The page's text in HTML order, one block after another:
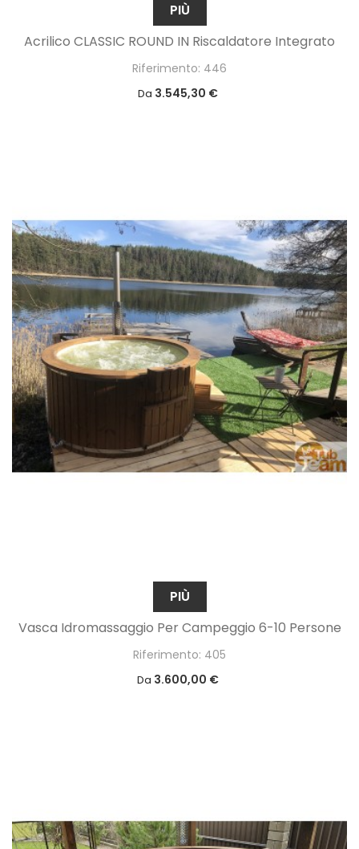
PIÙ
Acrilico CLASSIC ROUND IN Riscaldatore Integrato
Riferimento: 446
Da 3.545,30 €
PIÙ
Vasca Idromassaggio Per Campeggio 6-10 Persone
Riferimento: 405
Da 3.600,00 €